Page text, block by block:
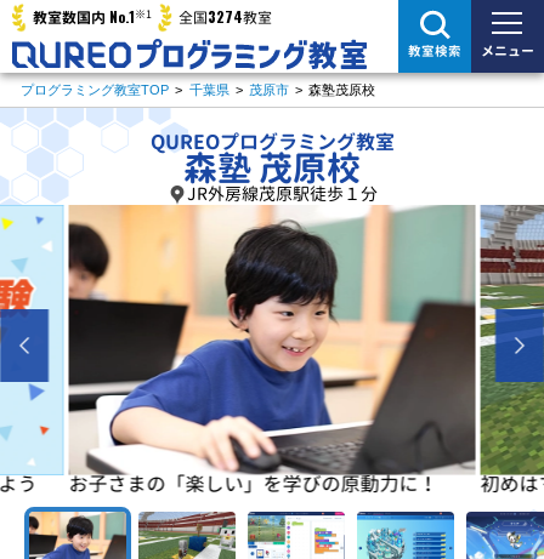
教室数国内 No.1※1 全国3274教室
教室検索 メニュー
プログラミング教室TOP > 千葉県 > 茂原市 > 森塾茂原校
QUREOプログラミング教室
森塾 茂原校
JR外房線茂原駅徒歩１分
う お子さまの「楽しい」を学びの原動力に！ 初め